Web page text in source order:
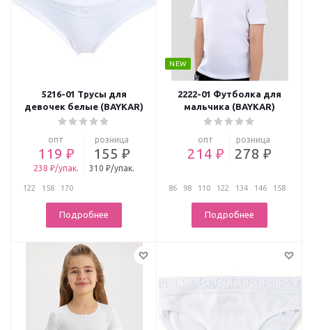
5216-01 Трусы для
девочек белые (BAYKAR)
опт
119 ₽
238 ₽/упак.
розница
155 ₽
310 ₽/упак.
122 158 170
Подробнее
NEW
2222-01 Футболка для
мальчика (BAYKAR)
опт
214 ₽
розница
278 ₽
86 98 110 122 134 146
158
Подробнее